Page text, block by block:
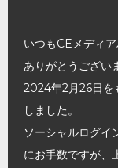
いつもCEメディ
ありがとうござい
2024年2月26日を
しました。
ソーシャルログイ
にお手数ですが、